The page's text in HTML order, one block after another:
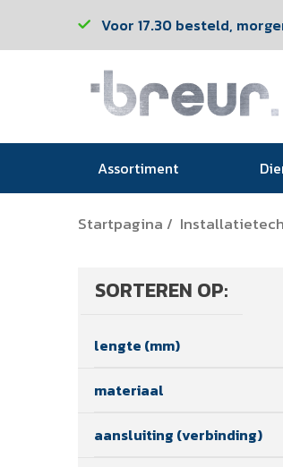
Voor 17.30 besteld,
Assortiment
Startpagina /
SORTEREN OP:
lengte (mm)
materiaal
aansluiting (verbinding)